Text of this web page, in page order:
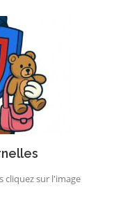
cliquez sur l'image